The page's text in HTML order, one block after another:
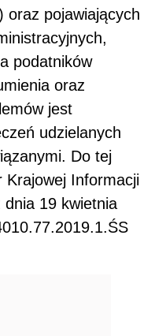
oraz pojawiających
podatników
oraz
jest
udzielanych
Do tej
Krajowej Informacji
19 kwietnia